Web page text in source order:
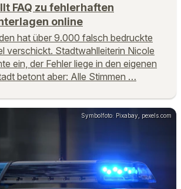
FAQ zu fehlerhaften
online
hat über 9.000 falsch bedruckte
verschickt. Stadtwahlleiterin Nicole
ein, der Fehler liege in den eigenen
betont aber: Alle Stimmen …
Symbolfoto: Pixabay, pexels.com